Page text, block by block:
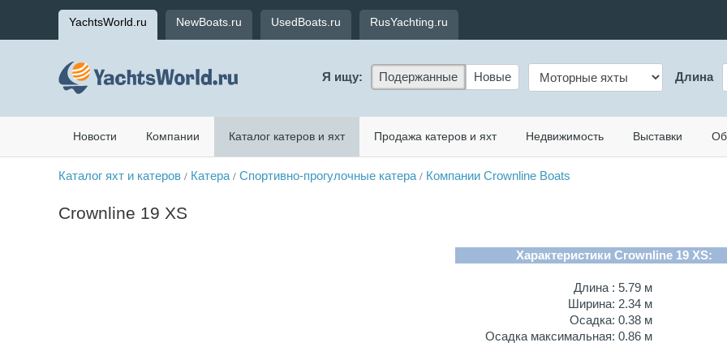
YachtsWorld.ru NewBoats.ru UsedBoats.ru RusYachting.ru
Я ищу: Подержанные Новые Длина
Новости Компании Каталог катеров и яхт Продажа катеров и яхт Недвижимость Выставки
Каталог яхт и катеров / Катера / Спортивно-прогулочные катера / Компании Crownline Boats
Crownline 19 XS
Характеристики Crownline 19 XS:
Длина : 5.79 м
Ширина: 2.34 м
Осадка: 0.38 м
Осадка максимальная: 0.86 м